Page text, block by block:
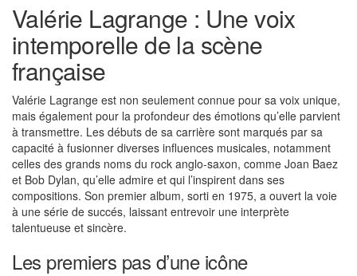
Valérie Lagrange : Une voix
intemporelle de la scène
française
Valérie Lagrange est non seulement connue pour sa voix unique,
mais également pour la profondeur des émotions qu’elle parvient
à transmettre. Les débuts de sa carrière sont marqués par sa
capacité à fusionner diverses influences musicales, notamment
celles des grands noms du rock anglo-saxon, comme Joan Baez
et Bob Dylan, qu’elle admire et qui l’inspirent dans ses
compositions. Son premier album, sorti en 1975, a ouvert la voie
à une série de succés, laissant entrevoir une interprète
talentueuse et sincère.
Les premiers pas d’une icône